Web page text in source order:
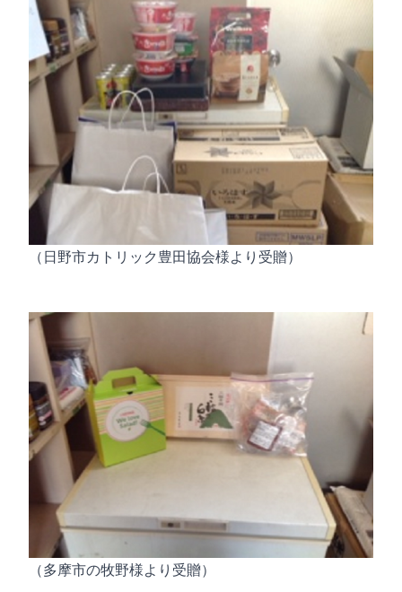
（日野市カトリック豊田協会様より受贈）
（多摩市の牧野様より受贈）